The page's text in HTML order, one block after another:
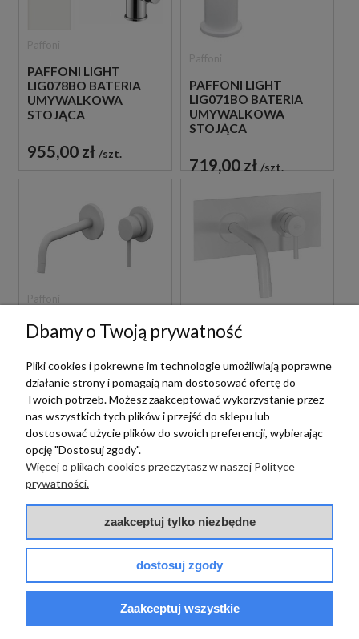
PAFFONI LIGHT
LIG078BO BATERIA
UMYWALKOWA
STOJĄCA
BIAŁA
955,00 zł szt.
PAFFONI LIGHT
LIG071BO BATERIA
UMYWALKOWA
STOJĄCA
BIAŁA
719,00 zł szt.
PAFFONI LIGHT
LIG104BO70 BATERIA
PODTYNKOWA
JEDNOUCHWYTOWA
BIAŁA
1 089,00 zł szt.
PAFFONI LIGHT
UMYWALKOWA
PODTYNKOWA
JEDNOUCHWYTOWA
BIAŁA
1 315,00 zł
PAFFONI LIGHT
Paffoni
PAFFONI LIGHT
Dbamy o Twoją prywatność
Pliki cookies i pokrewne im technologie umożliwiają poprawne
działanie strony i pomagają nam dostosować ofertę do
Twoich potrzeb. Możesz zaakceptować wykorzystanie przez
nas wszystkich tych plików i przejść do sklepu lub
dostosować użycie plików do swoich preferencji, wybierając
opcję "Dostosuj zgody".
Więcej o plikach cookies przeczytasz w naszej Polityce
prywatności.
zaakceptuj tylko niezbędne
dostosuj zgody
Zaakceptuj wszystkie